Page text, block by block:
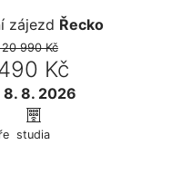
zájezd Řecko
20 990 Kč
Kč
8. 8. 2026
studia